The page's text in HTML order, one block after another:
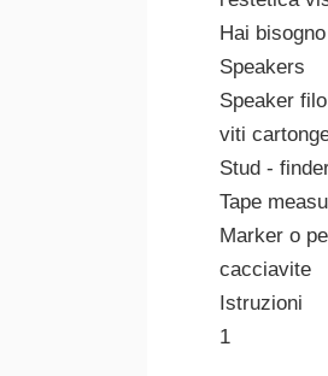
Hai bisogno
Speakers
Speaker filo
viti
Stud -
Tape
Marker o
cacciavite
Istruzioni
1